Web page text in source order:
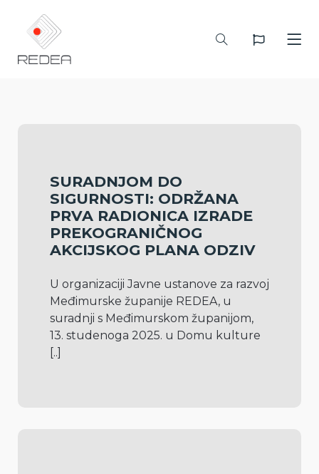
SURADNJOM DO
SIGURNOSTI: ODRŽANA
PRVA RADIONICA IZRADE
PREKOGRANIČNOG
AKCIJSKOG PLANA ODZIV
U organizaciji Javne ustanove za razvoj
Međimurske županije REDEA, u
suradnji s Međimurskom županijom,
[..]